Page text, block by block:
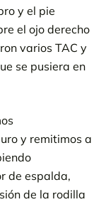
y el pie
el ojo derecho
varios TAC y
se pusiera en
y remitimos a
de espalda,
de la rodilla